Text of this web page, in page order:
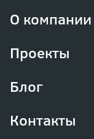
О компании
Проекты
Блог
Контакты